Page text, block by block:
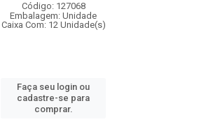
Código: 127068
Embalagem: Unidade
Caixa Com: 12 Unidade(s)
Faça seu login ou
cadastre-se para
comprar.